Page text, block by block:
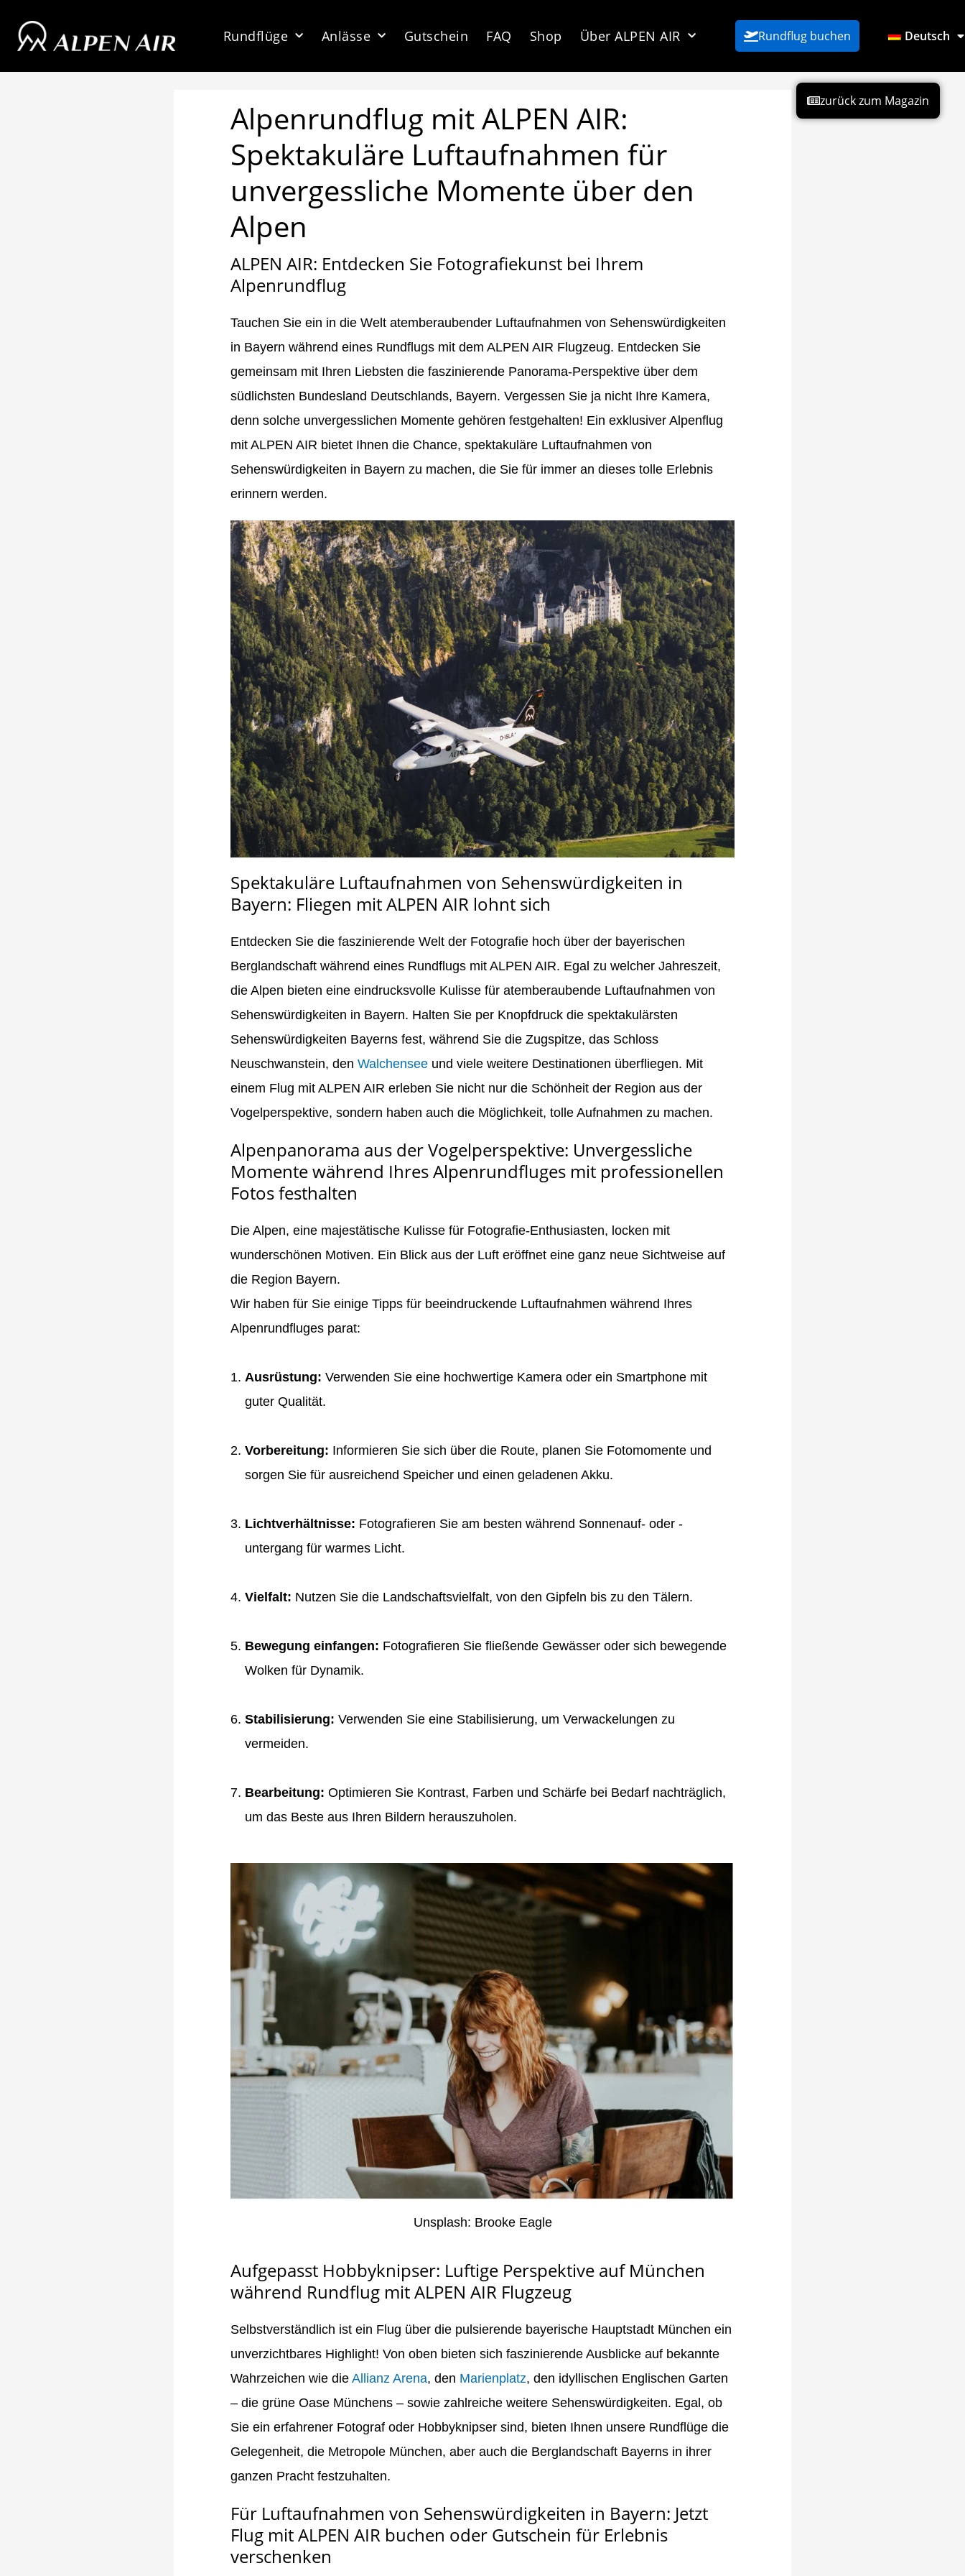
Inhalt
Rundflüge Anlässe Gutschein FAQ Shop Über ALPEN AIR Rundflug buchen Deutsch
zurück zum Magazin
Alpenrundflug mit ALPEN AIR:
Spektakuläre Luftaufnahmen für
unvergessliche Momente über den
Alpen
ALPEN AIR: Entdecken Sie Fotografiekunst bei Ihrem
Alpenrundflug
Tauchen Sie ein in die Welt atemberaubender Luftaufnahmen von Sehenswürdigkeiten
in Bayern während eines Rundflugs mit dem ALPEN AIR Flugzeug. Entdecken Sie
gemeinsam mit Ihren Liebsten die faszinierende Panorama-Perspektive über dem
südlichsten Bundesland Deutschlands, Bayern. Vergessen Sie ja nicht Ihre Kamera,
denn solche unvergesslichen Momente gehören festgehalten! Ein exklusiver Alpenflug
mit ALPEN AIR bietet Ihnen die Chance, spektakuläre Luftaufnahmen von
Sehenswürdigkeiten in Bayern zu machen, die Sie für immer an dieses tolle Erlebnis
erinnern werden.
Spektakuläre Luftaufnahmen von Sehenswürdigkeiten in
Bayern: Fliegen mit ALPEN AIR lohnt sich
Entdecken Sie die faszinierende Welt der Fotografie hoch über der bayerischen
Berglandschaft während eines Rundflugs mit ALPEN AIR. Egal zu welcher Jahreszeit,
die Alpen bieten eine eindrucksvolle Kulisse für atemberaubende Luftaufnahmen von
Sehenswürdigkeiten in Bayern. Halten Sie per Knopfdruck die spektakulärsten
Sehenswürdigkeiten Bayerns fest, während Sie die Zugspitze, das Schloss
Neuschwanstein, den Walchenseeund viele weitere Destinationen überfliegen. Mit
einem Flug mit ALPEN AIR erleben Sie nicht nur die Schönheit der Region aus der
Vogelperspektive, sondern haben auch die Möglichkeit, tolle Aufnahmen zu machen.
Alpenpanorama aus der Vogelperspektive: Unvergessliche
Momente während Ihres Alpenrundfluges mit professionellen
Fotos festhalten
Die Alpen, eine majestätische Kulisse für Fotografie-Enthusiasten, locken mit
wunderschönen Motiven. Ein Blick aus der Luft eröffnet eine ganz neue Sichtweise auf
die Region Bayern.
Wir haben für Sie einige Tipps für beeindruckende Luftaufnahmen während Ihres
Alpenrundfluges parat:
Ausrüstung: Verwenden Sie eine hochwertige Kamera oder ein Smartphone mit
guter Qualität.
Vorbereitung: Informieren Sie sich über die Route, planen Sie Fotomomente und
sorgen Sie für ausreichend Speicher und einen geladenen Akku.
Lichtverhältnisse: Fotografieren Sie am besten während Sonnenauf- oder -
untergang für warmes Licht.
Vielfalt: Nutzen Sie die Landschaftsvielfalt, von den Gipfeln bis zu den Tälern.
Bewegung einfangen: Fotografieren Sie fließende Gewässer oder sich bewegende
Wolken für Dynamik.
Stabilisierung: Verwenden Sie eine Stabilisierung, um Verwackelungen zu
vermeiden.
Bearbeitung: Optimieren Sie Kontrast, Farben und Schärfe bei Bedarf nachträglich,
um das Beste aus Ihren Bildern herauszuholen.
Unsplash: Brooke Eagle
Aufgepasst Hobbyknipser: Luftige Perspektive auf München
während Rundflug mit ALPEN AIR Flugzeug
Selbstverständlich ist ein Flug über die pulsierende bayerische Hauptstadt München ein
unverzichtbares Highlight! Von oben bieten sich faszinierende Ausblicke auf bekannte
Wahrzeichen wie die Allianz Arena, den Marienplatz, den idyllischen Englischen Garten
– die grüne Oase Münchens – sowie zahlreiche weitere Sehenswürdigkeiten. Egal, ob
Sie ein erfahrener Fotograf oder Hobbyknipser sind, bieten Ihnen unsere Rundflüge die
Gelegenheit, die Metropole München, aber auch die Berglandschaft Bayerns in ihrer
ganzen Pracht festzuhalten.
Für Luftaufnahmen von Sehenswürdigkeiten in Bayern: Jetzt
Flug mit ALPEN AIR buchen oder Gutschein für Erlebnis
verschenken